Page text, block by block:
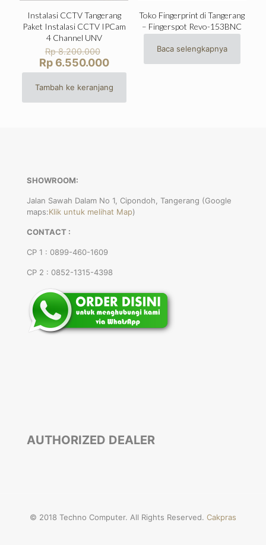
Instalasi CCTV Tangerang
Paket Instalasi CCTV IPCam
4 Channel UNV
Rp8.200.000
aslinya
adalah:
Rp 8.200.000.
Rp6.550.000Harga
saat
ini
adalah:
Tambah ke keranjang
Toko Fingerprint di Tangerang
– Fingerspot Revo-153BNC
Baca selengkapnya
SHOWROOM:
Jalan Sawah Dalam No 1, Cipondoh, Tangerang (Google
maps:Klik untuk melihat Map)
CONTACT :
CP 1 : 0899-460-1609
CP 2 : 0852-1315-4398
AUTHORIZED DEALER
© 2018 Techno Computer. All Rights Reserved. Cakpras